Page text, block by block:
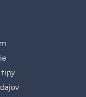
tipy